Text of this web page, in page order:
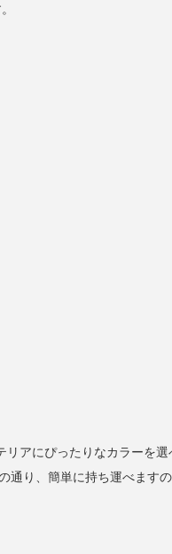
アにぴったりなカラーを選
通り、簡単に持ち運べます